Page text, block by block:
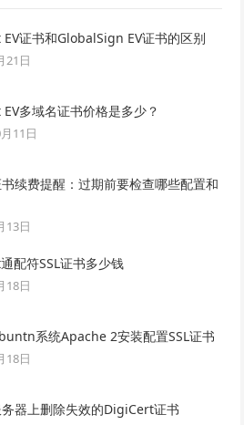
证书和GlobalSign EV证书的区别
21日
多域名证书价格是多少？
11日
书续费提醒：过期前要检查哪些配置和
13日
配符SSL证书多少钱
18日
系统Apache 2安装配置SSL证书
18日
器上删除失效的DigiCert证书